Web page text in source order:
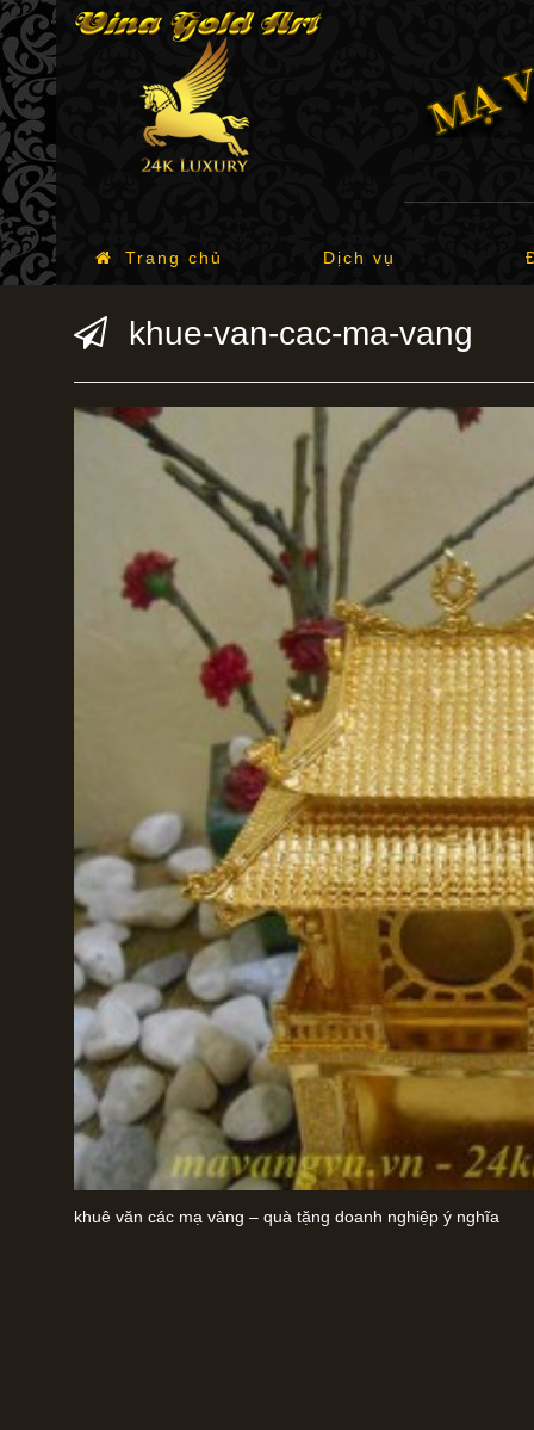
Trang chủ Dịch vụ
khue-van-cac-ma-vang
khuê văn các mạ vàng – quà tặng doanh nghiệp ý nghĩa